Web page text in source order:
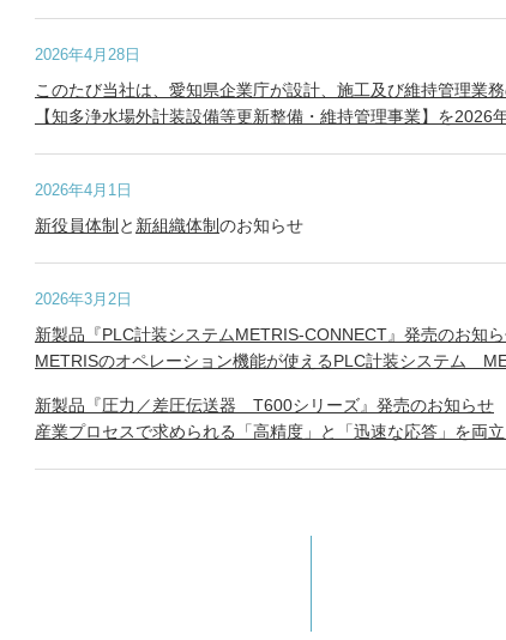
2026年4月28日
このたび当社は、愛知県企業庁が設計、施工及び維持管理業
【知多浄水場外計装設備等更新整備・維持管理事業】を
2026年4月1日
新役員体制 と 新組織体制のお知らせ
2026年3月2日
新製品『PLC計装システムMETRIS-CONNECT』発売のお知
METRISのオペレーション機能が使えるPLC計装システム
新製品『圧力／差圧伝送器 T600シリーズ』発売のお知らせ
産業プロセスで求められる「高精度」と「迅速な応答」を